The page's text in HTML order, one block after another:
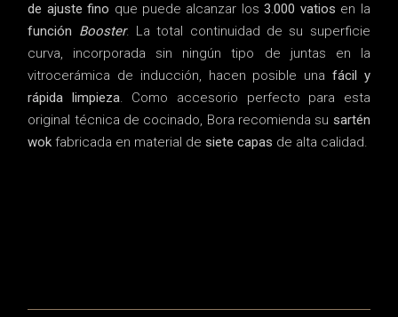
de ajuste fino que puede alcanzar los3.000 vatios en la
función Booster. La total continuidad de su superficie
curva, incorporada sin ningún tipo de juntas en la
vitrocerámica de inducción, hacen posible una fácil y
rápida limpieza. Como accesorio perfecto para esta
original técnica de cocinado, Bora recomienda su sartén
wok fabricada en material desiete capas de alta calidad.